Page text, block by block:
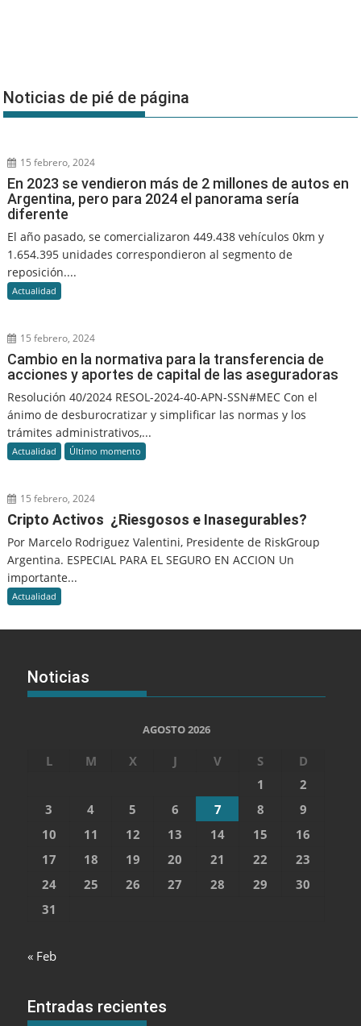
Noticias de pié de página
15 febrero, 2024
En 2023 se vendieron más de 2 millones de autos en
Argentina, pero para 2024 el panorama sería
diferente
El año pasado, se comercializaron 449.438 vehículos 0km y
1.654.395 unidades correspondieron al segmento de
reposición....
Actualidad
15 febrero, 2024
Cambio en la normativa para la transferencia de
acciones y aportes de capital de las aseguradoras
Resolución 40/2024 RESOL-2024-40-APN-SSN#MEC Con el
ánimo de desburocratizar y simplificar las normas y los
trámites administrativos,...
Actualidad Último momento
15 febrero, 2024
Cripto Activos ¿Riesgosos e Inasegurables?
Por Marcelo Rodriguez Valentini, Presidente de RiskGroup
Argentina. ESPECIAL PARA EL SEGURO EN ACCION Un
importante...
Actualidad
Noticias
AGOSTO 2026
L M X J V S
D
1
2
3
4 5 6 7 8
9
10
11 12 13 14 15
16
17
18 19 20 21 22
23
24
25 26 27 28 29
30
31
« Feb
Entradas recientes